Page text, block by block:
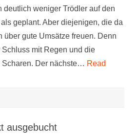
deutlich weniger Trödler auf den
geplant. Aber diejenigen, die da
über gute Umsätze freuen. Denn
mit Regen und die
Scharen. Der nächste… Read
ausgebucht